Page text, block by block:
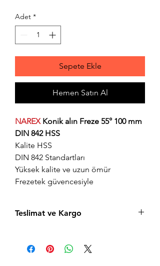
Adet *
Sepete Ekle
Hemen Satın Al
NAREX Konik alın Freze 55° 100 mm
DIN 842 HSS
Kalite HSS
DIN 842 Standartları
Yüksek kalite ve uzun ömür
Frezetek güvencesiyle
Teslimat ve Kargo
siparişler aynı gün içerisinde kargolanır.
Acil siparişlerinizde, İstanbul Avrupa